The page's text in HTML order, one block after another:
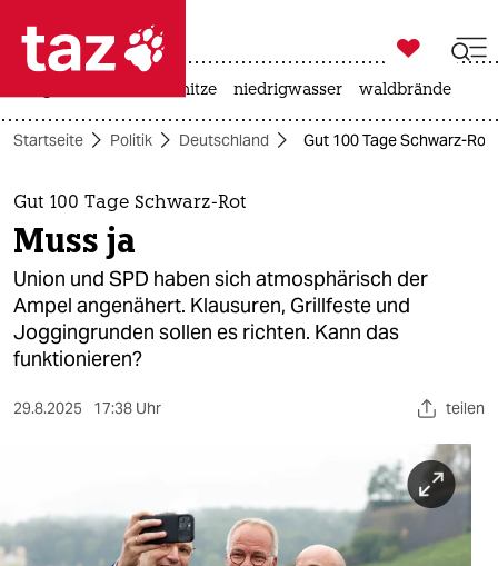
 taz zahl ich
taz zahl ich
themen
politik
öko
gesellschaft
kultur
nord

taz zahl ich
hitze niedrigwasser waldbrände
Startseite Politik Deutschland Gut 100 Tage Schwarz-
Gut 100 Tage Schwarz-Rot
Muss ja
Union und SPD haben sich atmosphärisch der
Ampel angenähert. Klausuren, Grillfeste und
Joggingrunden sollen es richten. Kann das
funktionieren?
29.8.2025 17:38 Uhr teilen